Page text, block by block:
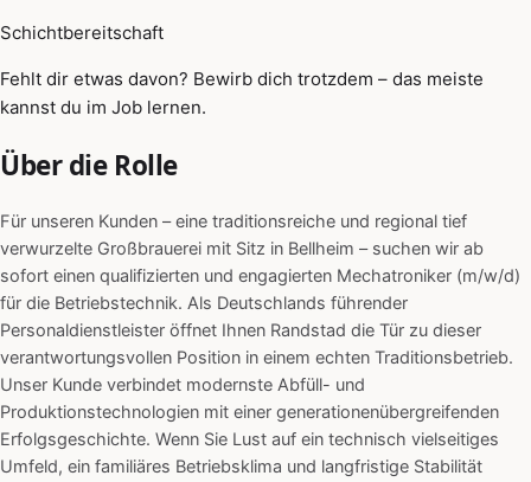
Schichtbereitschaft
Fehlt dir etwas davon? Bewirb dich trotzdem – das meiste
kannst du im Job lernen.
Über die Rolle
Für unseren Kunden – eine traditionsreiche und regional tief
verwurzelte Großbrauerei mit Sitz in Bellheim – suchen wir ab
sofort einen qualifizierten und engagierten Mechatroniker (m/w/d)
für die Betriebstechnik. Als Deutschlands führender
Personaldienstleister öffnet Ihnen Randstad die Tür zu dieser
verantwortungsvollen Position in einem echten Traditionsbetrieb.
Unser Kunde verbindet modernste Abfüll- und
Produktionstechnologien mit einer generationenübergreifenden
Erfolgsgeschichte. Wenn Sie Lust auf ein technisch vielseitiges
Umfeld, ein familiäres Betriebsklima und langfristige Stabilität